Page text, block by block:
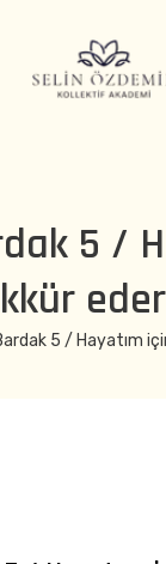
5 /
5 / Hayatım